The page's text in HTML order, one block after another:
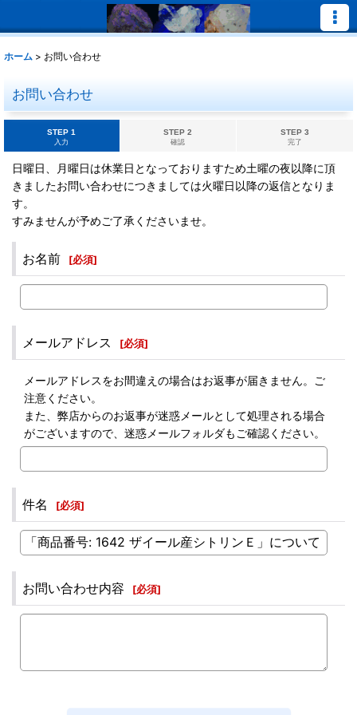
ホーム > お問い合わせ
お問い合わせ
STEP 1
入力
STEP 2
確認
STEP 3
完了
日曜日、月曜日は休業日となっておりますため土曜の夜以降に頂
きましたお問い合わせにつきましては火曜日以降の返信となりま
す。
すみませんが予めご了承くださいませ。
お名前 [必須]
メールアドレス [必須]
メールアドレスをお間違えの場合はお返事が届きません。ご
注意ください。
また、弊店からのお返事が迷惑メールとして処理される場合
がございますので、迷惑メールフォルダもご確認ください。
件名 [必須]
お問い合わせ内容 [必須]